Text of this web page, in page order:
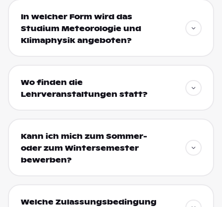
In welcher Form wird das
Studium Meteorologie und
Klimaphysik angeboten?
Wo finden die
Lehrveranstaltungen statt?
Kann ich mich zum Sommer-
oder zum Wintersemester
bewerben?
Welche Zulassungsbedingung